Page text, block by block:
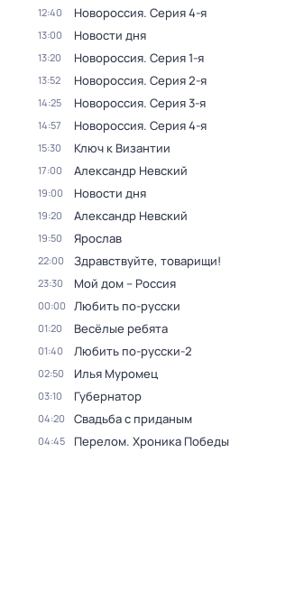
12:40 Новороссия. Серия 4-я
13:00 Новости дня
13:20 Новороссия. Серия 1-я
13:52 Новороссия. Серия 2-я
14:25 Новороссия. Серия 3-я
14:57 Новороссия. Серия 4-я
15:30 Ключ к Византии
17:00 Александр Невский
19:00 Новости дня
19:20 Александр Невский
19:50 Ярослав
22:00 Здравствуйте, товарищи!
23:30 Мой дом – Россия
00:00 Любить по-русски
01:20 Весёлые ребята
01:40 Любить по-русски-2
02:50 Илья Муромец
03:10 Губернатор
04:20 Свадьба с приданым
04:45 Перелом. Хроника Победы